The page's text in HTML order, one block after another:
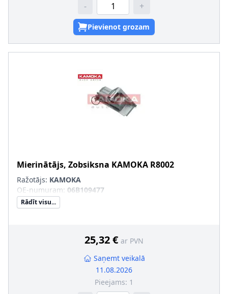
- +
Pievienot grozam
Mierinātājs, Zobsiksna KAMOKA R8002
Ražotājs: KAMOKA
OE-numuram: 06B109477
Rādīt visu...
25,32 € ar PVN
Saņemt veikalā
11.08.2026
Pieejams: 1